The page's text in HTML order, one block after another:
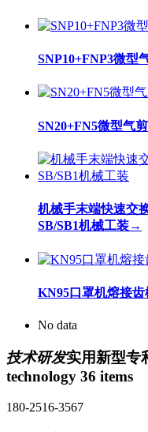
SNP10+FNP3微型
SN20+FN5微型气
机械手末端快速交
SB/SB1机械工装→
KN95口罩机熔接
No data
技术研发实用新型专
technology 36 items
180-2516-3567